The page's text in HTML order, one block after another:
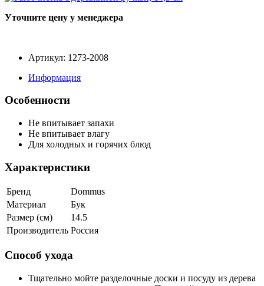
Уточните цену у менеджера
Артикул: 1273-2008
Информация
Особенности
Не впитывает запахи
Не впитывает влагу
Для холодных и горячих блюд
Характеристики
Бренд
Dommus
Материал
Бук
Размер (см)
14.5
Производитель Россия
Способ ухода
Тщательно мойте разделочные доски и посуду из дерева